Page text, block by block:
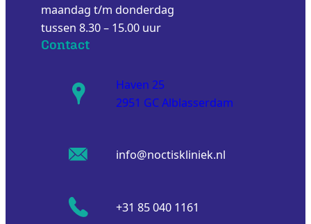
maandag t/m donderdag
tussen 8.30 – 15.00 uur
Contact
Haven 25
2951 GC Alblasserdam
info@noctiskliniek.nl
+31 85 040 1161